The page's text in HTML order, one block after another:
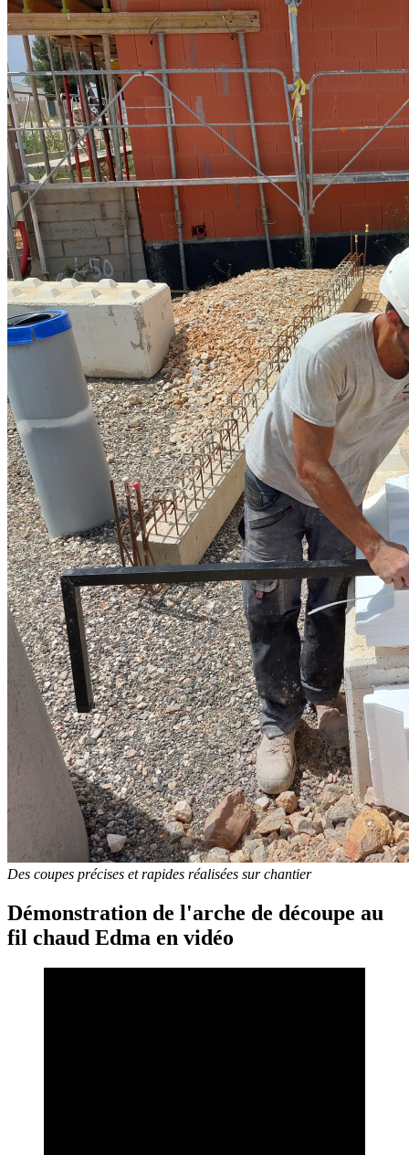
Des coupes précises et rapides réalisées sur chantier
Démonstration de l'arche de découpe au
fil chaud Edma en vidéo